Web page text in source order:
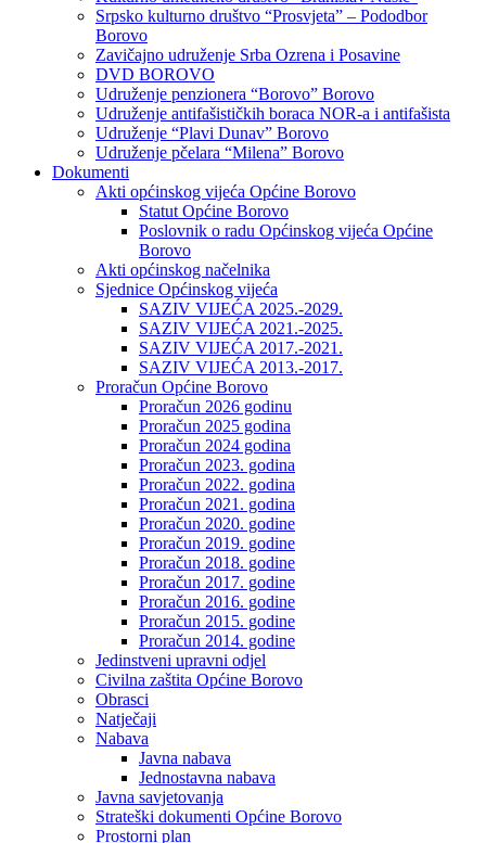
Srpsko kulturno društvo “Prosvjeta” – Pododbor
Borovo
Zavičajno udruženje Srba Ozrena i Posavine
DVD BOROVO
Udruženje penzionera “Borovo” Borovo
Udruženje antifašističkih boraca NOR-a i antifašista
Udruženje “Plavi Dunav” Borovo
Udruženje pčelara “Milena” Borovo
Dokumenti
Akti općinskog vijeća Općine Borovo
Statut Općine Borovo
Poslovnik o radu Općinskog vijeća Općine
Borovo
Akti općinskog načelnika
Sjednice Općinskog vijeća
SAZIV VIJEĆA 2025.-2029.
SAZIV VIJEĆA 2021.-2025.
SAZIV VIJEĆA 2017.-2021.
SAZIV VIJEĆA 2013.-2017.
Proračun Općine Borovo
Proračun 2026 godinu
Proračun 2025 godina
Proračun 2024 godina
Proračun 2023. godina
Proračun 2022. godina
Proračun 2021. godina
Proračun 2020. godine
Proračun 2019. godine
Proračun 2018. godine
Proračun 2017. godine
Proračun 2016. godine
Proračun 2015. godine
Proračun 2014. godine
Jedinstveni upravni odjel
Civilna zaštita Općine Borovo
Obrasci
Natječaji
Nabava
Javna nabava
Jednostavna nabava
Javna savjetovanja
Strateški dokumenti Općine Borovo
Prostorni plan